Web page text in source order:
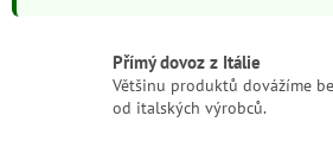
k
y
Přímý dovoz z Itálie
Většinu produktů dovážíme
od italských výrobců.